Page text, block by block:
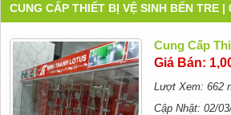
CUNG CẤP THIẾT BỊ VỆ SINH BẾN TRE |
Cung Cấp
Giá Bán:
Lượt Xem: 662
Cập Nhật: 02/